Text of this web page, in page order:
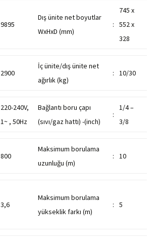
9895
Dış ünite net boyutlar
WxHxD (mm)
:
745 x
552 x
328
2900
İç ünite/dış ünite net
ağırlık (kg)
: 10/30
220-240V,
1~ , 50Hz
Bağlantı boru çapı
(sıvı/gaz hattı) -(inch)
:
1/4 –
3/8
800
Maksimum borulama
uzunluğu (m)
: 10
3,6
Maksimum borulama
yükseklik farkı (m)
: 5